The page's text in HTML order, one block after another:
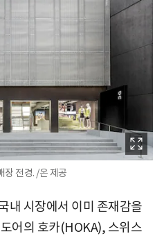
장 전경. /온 제공
내 시장에서 이미 존재감을
어의 호카(HOKA), 스위스